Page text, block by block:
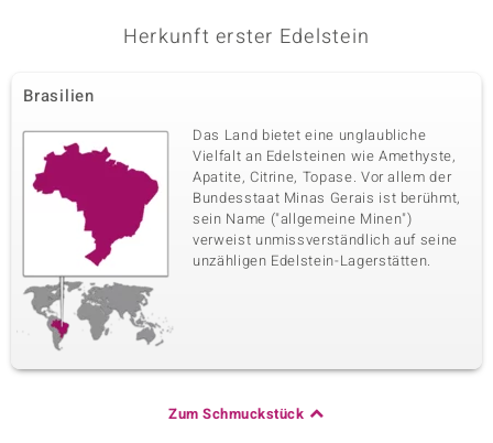
Herkunft erster Edelstein
Brasilien
Das Land bietet eine unglaubliche
Vielfalt an Edelsteinen wie Amethyste,
Apatite, Citrine, Topase. Vor allem der
Bundesstaat Minas Gerais ist berühmt,
sein Name ("allgemeine Minen")
verweist unmissverständlich auf seine
unzähligen Edelstein-Lagerstätten.
Zum Schmuckstück